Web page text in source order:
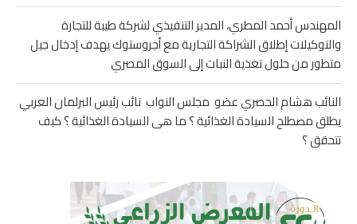
المهندس أحمد المطري، المدير التنفيذي لشركة طيبة للتجارة
والتوكيلات إطلاق الشراكة التجارية مع أجروستوك يهدف إدخال جيل
متطور من حلول تغذية النبات إلى السوق المصري
النائب هشام الحصري عضو مجلس النواب نائب رئيس البرلمان العربي
يطلق مصطلح السيادة الغذائية ؟ ما هى السيادة الغذائية ؟ كيف
تتحقق ؟